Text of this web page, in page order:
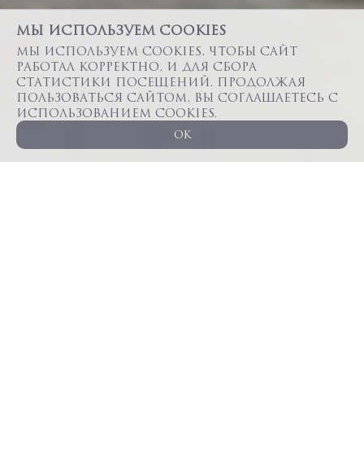
Мы используем cookies
Мы используем cookies, чтобы сайт
работал корректно, и для сбора
статистики посещений. Продолжая
пользоваться сайтом, вы соглашаетесь с
использованием cookies.
OK